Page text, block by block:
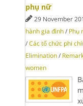
phụ nữ
29 November
hành gia đình/ Phụ
/Các tổ chức phi
Elimination /
women